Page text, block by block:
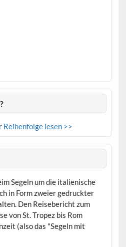
Reihenfolge lesen >>
Segeln um die italienische
in Form zweier gedruckter
Den Reisebericht zum
von St. Tropez bis Rom
(also das "Segeln mit